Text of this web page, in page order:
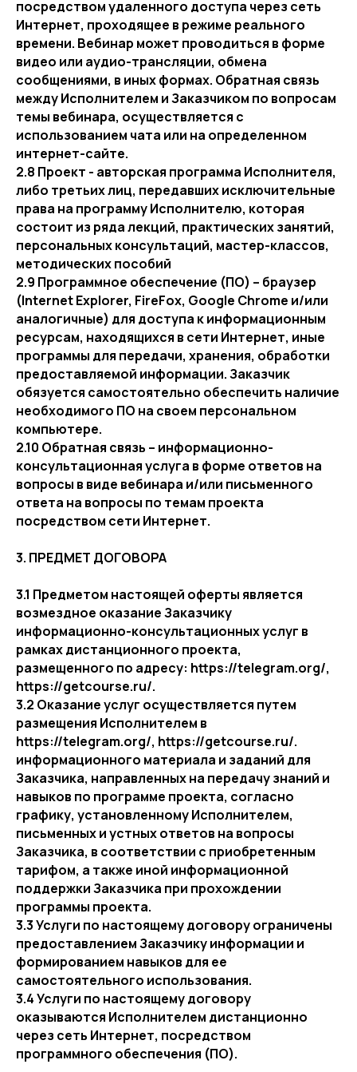
посредством удаленного доступа через сеть
Интернет, проходящее в режиме реального
времени. Вебинар может проводиться в форме
видео или аудио-трансляции, обмена
сообщениями, в иных формах. Обратная связь
между Исполнителем и Заказчиком по вопросам
темы вебинара, осуществляется с
использованием чата или на определенном
интернет-сайте.
2.8 Проект - авторская программа Исполнителя,
либо третьих лиц, передавших исключительные
права на программу Исполнителю, которая
состоит из ряда лекций, практических занятий,
персональных консультаций, мастер-классов,
методических пособий
2.9 Программное обеспечение (ПО) – браузер
(Internet Explorer, FireFox, Google Chrome и/или
аналогичные) для доступа к информационным
ресурсам, находящихся в сети Интернет, иные
программы для передачи, хранения, обработки
предоставляемой информации. Заказчик
обязуется самостоятельно обеспечить наличие
необходимого ПО на своем персональном
компьютере.
2.10 Обратная связь – информационно-
консультационная услуга в форме ответов на
вопросы в виде вебинара и/или письменного
ответа на вопросы по темам проекта
посредством сети Интернет.
3. ПРЕДМЕТ ДОГОВОРА
3.1 Предметом настоящей оферты является
возмездное оказание Заказчику
информационно-консультационных услуг в
рамках дистанционного проекта,
размещенного по адресу: https://telegram.org/,
https://getcourse.ru/.
3.2 Оказание услуг осуществляется путем
размещения Исполнителем в
https://telegram.org/, https://getcourse.ru/.
информационного материала и заданий для
Заказчика, направленных на передачу знаний и
навыков по программе проекта, согласно
графику, установленному Исполнителем,
письменных и устных ответов на вопросы
Заказчика, в соответствии с приобретенным
тарифом, а также иной информационной
поддержки Заказчика при прохождении
программы проекта.
3.3 Услуги по настоящему договору ограничены
предоставлением Заказчику информации и
формированием навыков для ее
самостоятельного использования.
3.4 Услуги по настоящему договору
оказываются Исполнителем дистанционно
через сеть Интернет, посредством
программного обеспечения (ПО).